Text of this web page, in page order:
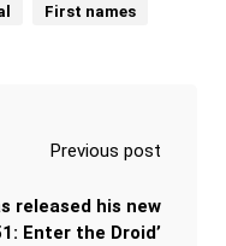
First names
Previous post
released his new
Enter the Droid’